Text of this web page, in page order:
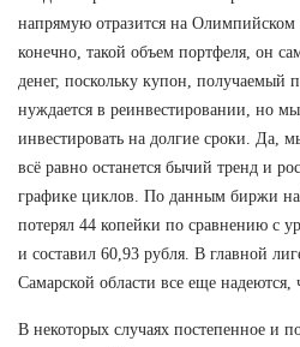
напрямую отразится на Олимпийском
конечно, такой объем портфеля, он
денег, поскольку купон,
нуждается в реинвестировании, но
инвестировать на долгие сроки. Да,
всё равно останется бычий тренд и
графике циклов. По данным биржи на
потерял 44 копейки по сравнению с
и составил 60,93 рубля. В главной
Самарской области все еще надеются,
В некоторых случаях постепенное и